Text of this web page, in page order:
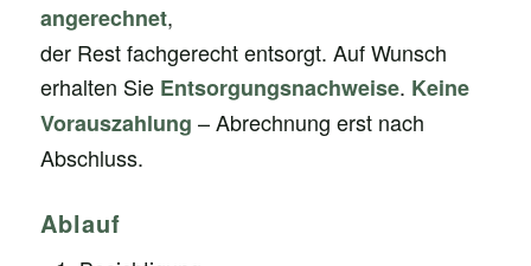
angerechnet,
der Rest fachgerecht entsorgt. Auf Wunsch
erhalten Sie Entsorgungsnachweise. Keine
Vorauszahlung – Abrechnung erst nach
Abschluss.
Ablauf